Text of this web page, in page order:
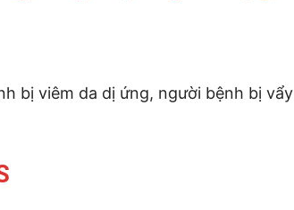
bị viêm da dị ứng, người bệnh bị vẩy